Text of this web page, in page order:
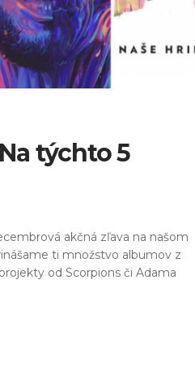
týchto 5
akčná zľava na našom
ti množstvo albumov z
od Scorpions či Adama